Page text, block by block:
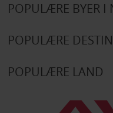
POPULÆRE BYER I
POPULÆRE
POPULÆRE LAND